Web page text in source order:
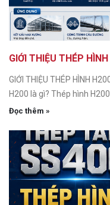
GIỚI THIỆU THÉP
GIỚI THIỆU THÉP HÌNH
H200 là gì? Thép hình H200
Đọc thêm »